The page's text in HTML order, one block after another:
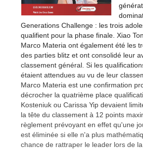
Generations Challenge : les trois
qualifient pour la phase finale. Xiao
Marco Materia ont également été les
des parties blitz et ont consolidé leur
classement général. Si les
étaient attendues au vu de leur
Marco Materia est une confirmation
décrocher la quatrième place
Kosteniuk ou Carissa Yip devaient
la tête du classement à 12 points
règlement prévoyant en effet qu'une
est éliminée si elle n'a plus
chance de rattraper le leader lors de